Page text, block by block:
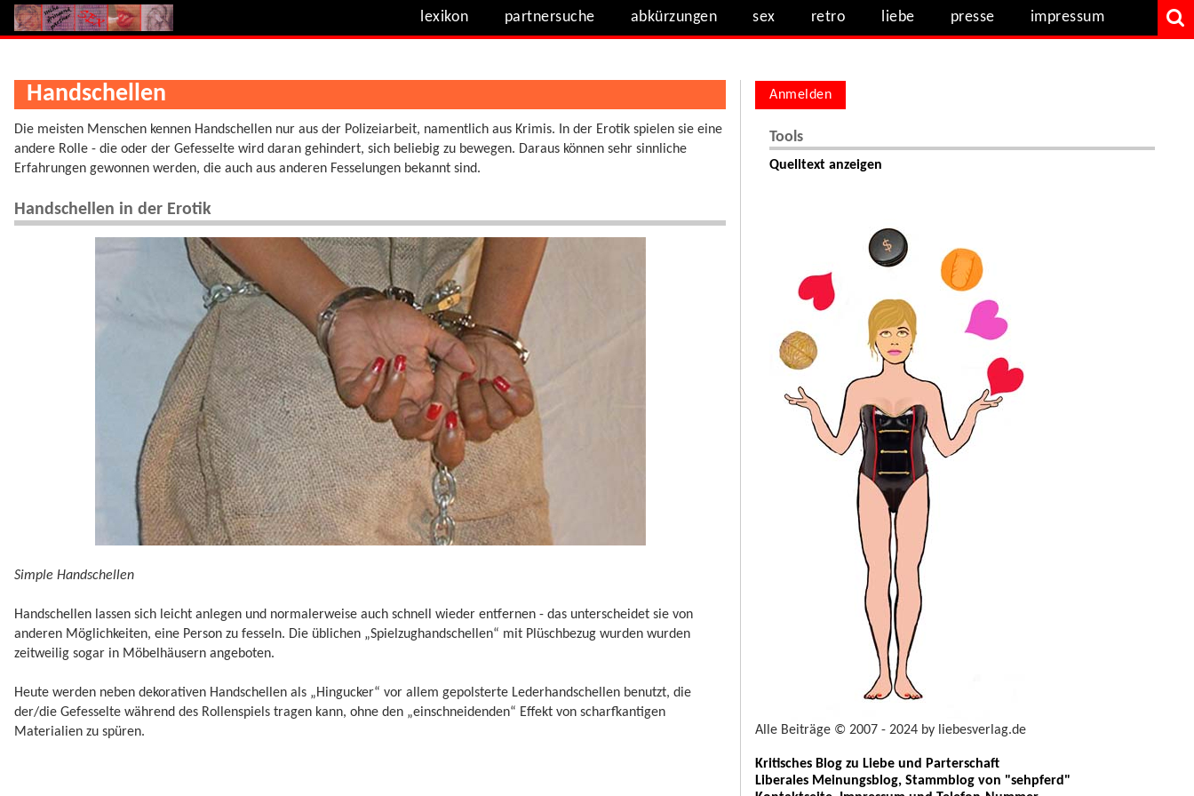
lexikon partnersuche abkürzungen sex retro liebe presse impressum
Handschellen
Die meisten Menschen kennen Handschellen nur aus der Polizeiarbeit, namentlich aus Krimis. In der Erotik spielen sie eine
andere Rolle - die oder der Gefesselte wird daran gehindert, sich beliebig zu bewegen. Daraus können sehr sinnliche
Erfahrungen gewonnen werden, die auch aus anderen Fesselungen bekannt sind.
Handschellen in der Erotik
Simple Handschellen
Handschellen lassen sich leicht anlegen und normalerweise auch schnell wieder entfernen - das unterscheidet sie von
anderen Möglichkeiten, eine Person zu fesseln. Die üblichen „Spielzughandschellen“ mit Plüschbezug wurden wurden
zeitweilig sogar in Möbelhäusern angeboten.
Heute werden neben dekorativen Handschellen als „Hingucker“ vor allem gepolsterte Lederhandschellen benutzt, die
der/die Gefesselte während des Rollenspiels tragen kann, ohne den „einschneidenden“ Effekt von scharfkantigen
Materialien zu spüren.
Anmelden
Tools
Quelltext anzeigen
Alle Beiträge © 2007 - 2024 by liebesverlag.de
Kritisches Blog zu Liebe und Parterschaft
Liberales Meinungsblog, Stammblog von "sehpferd"